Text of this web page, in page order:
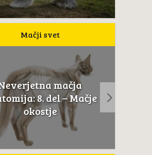
Mačji svet
Če mačka sope kakor
to ni normalno, ne...